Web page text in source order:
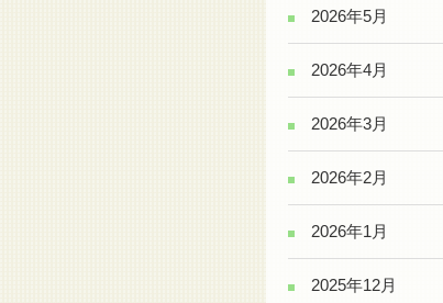
2026年5月
2026年4月
2026年3月
2026年2月
2026年1月
2025年12月